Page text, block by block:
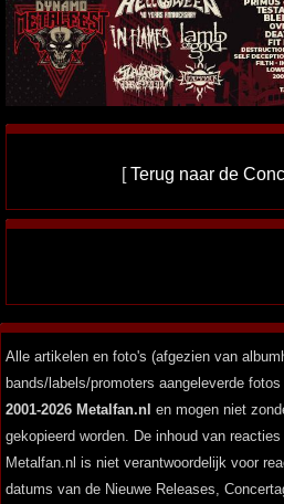
[Terug naar de
Alle artikelen en foto's (afgezien van
bands/labels/promoters aangeleverde
2001-2026 Metalfan.nl en mogen niet
gekopieerd worden. De inhoud van
Metalfan.nl is niet verantwoordelijk voor
datums van de Nieuwe Releases,